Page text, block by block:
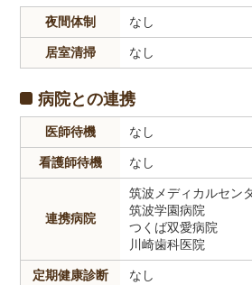
夜間体制 なし
居室清掃 なし
病院との連携
医師待機 なし
看護師待機 なし
連携病院
筑波メディカルセン
筑波学園病院
つくば双愛病院
川崎歯科医院
定期健康診断 なし